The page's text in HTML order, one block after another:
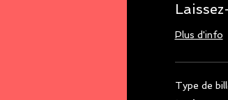
Plus d'info
Type de